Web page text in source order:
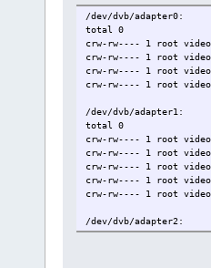
/dev/dvb/adapter0:
total 0
crw-rw---- 1 root video
crw-rw---- 1 root
crw-rw---- 1 root
crw-rw---- 1 root
/dev/dvb/adapter1:
total 0
crw-rw---- 1 root
crw-rw---- 1 root video
crw-rw---- 1 root
crw-rw---- 1 root
crw-rw---- 1 root
/dev/dvb/adapter2:
total 0